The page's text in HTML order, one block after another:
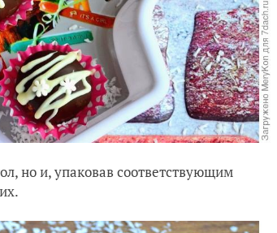
но и, упаковав соответствующим